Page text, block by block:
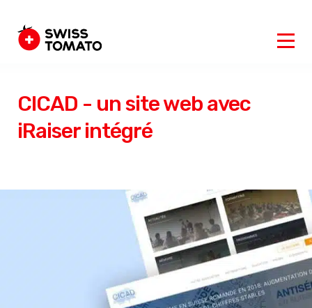
CICAD - un site web avec
iRaiser intégré